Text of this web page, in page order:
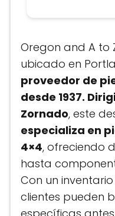
Oregon and A to
ubicado en
proveedor de
desde 1937.
Zornado, este
especializa en
4×4, ofreciendo
hasta
Con un
clientes pueden